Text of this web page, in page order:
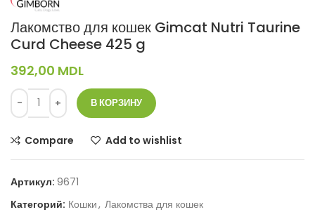
Лакомство для кошек Gimcat Nutri Taurine
Curd Cheese 425 g
392,00 MDL
В КОРЗИНУ
Compare Add to wishlist
Артикул: 9671
Категорий: Кошки, Лакомства для кошек